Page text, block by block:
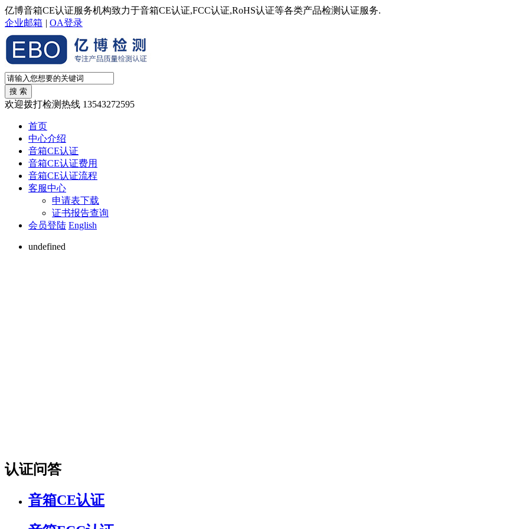
亿博音箱CE认证服务机构致力于音箱CE认证,FCC认证,RoHS认证等各类产品检测认证服务.
企业邮箱 | OA登录
欢迎拨打检测热线 13543272595
首页
中心介绍
音箱CE认证
音箱CE认证费用
音箱CE认证流程
客服中心
申请表下载
证书报告查询
会员登陆 English
undefined
认证问答
音箱CE认证